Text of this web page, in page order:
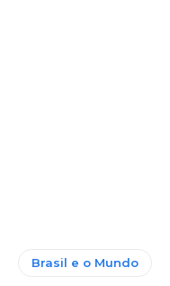
Brasil e o Mundo